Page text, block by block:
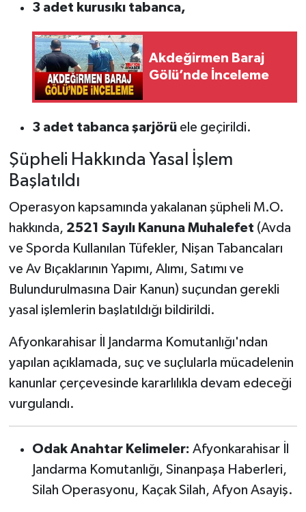
3 adet kurusıkı tabanca,
Akdeğirmen Baraj
Gölü’nde İnceleme
3 adet tabanca şarjörüele geçirildi.
Şüpheli Hakkında Yasal İşlem
Başlatıldı
Operasyon kapsamında yakalanan şüpheli M.O.
hakkında, 2521 Sayılı Kanuna Muhalefet (Avda
ve Sporda Kullanılan Tüfekler, Nişan Tabancaları
ve Av Bıçaklarının Yapımı, Alımı, Satımı ve
Bulundurulmasına Dair Kanun) suçundan gerekli
yasal işlemlerin başlatıldığı bildirildi.
Afyonkarahisar İl Jandarma Komutanlığı'ndan
yapılan açıklamada, suç ve suçlularla mücadelenin
kanunlar çerçevesinde kararlılıkla devam edeceği
vurgulandı.
Odak Anahtar Kelimeler: Afyonkarahisar İl
Jandarma Komutanlığı, Sinanpaşa Haberleri,
Silah Operasyonu, Kaçak Silah, Afyon Asayiş.